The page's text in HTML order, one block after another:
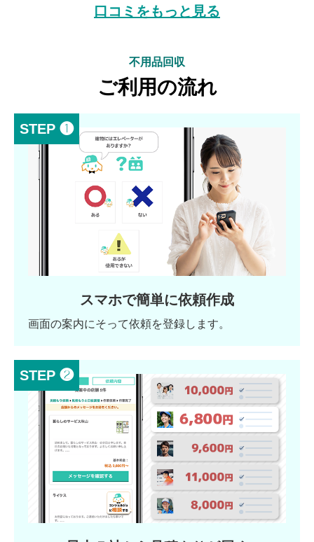
口コミをもっと見る
不用品回収
ご利用の流れ
STEP ❶
スマホで簡単に依頼作成
画面の案内にそって依頼を登録します。
STEP ❷